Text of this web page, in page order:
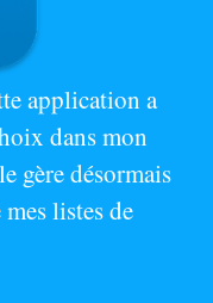
application a
dans mon
gère désormais
listes de